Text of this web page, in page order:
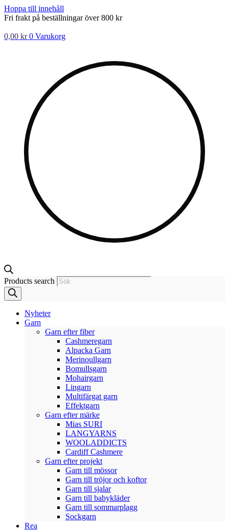
Hoppa till innehåll
Fri frakt på beställningar över 800 kr
0,00 kr 0 Varukorg
Products search
Nyheter
Garn
Garn efter fiber
Cashmeregarn
Alpacka Garn
Merinoullgarn
Bomullsgarn
Mohairgarn
Lingarn
Multifärgat garn
Effektgarn
Garn efter märke
Mias SURI
LANGYARNS
WOOLADDICTS
Cardiff Cashmere
Garn efter projekt
Garn till mössor
Garn till tröjor och koftor
Garn till sjalar
Garn till babykläder
Garn till sommarplagg
Sockgarn
Rea